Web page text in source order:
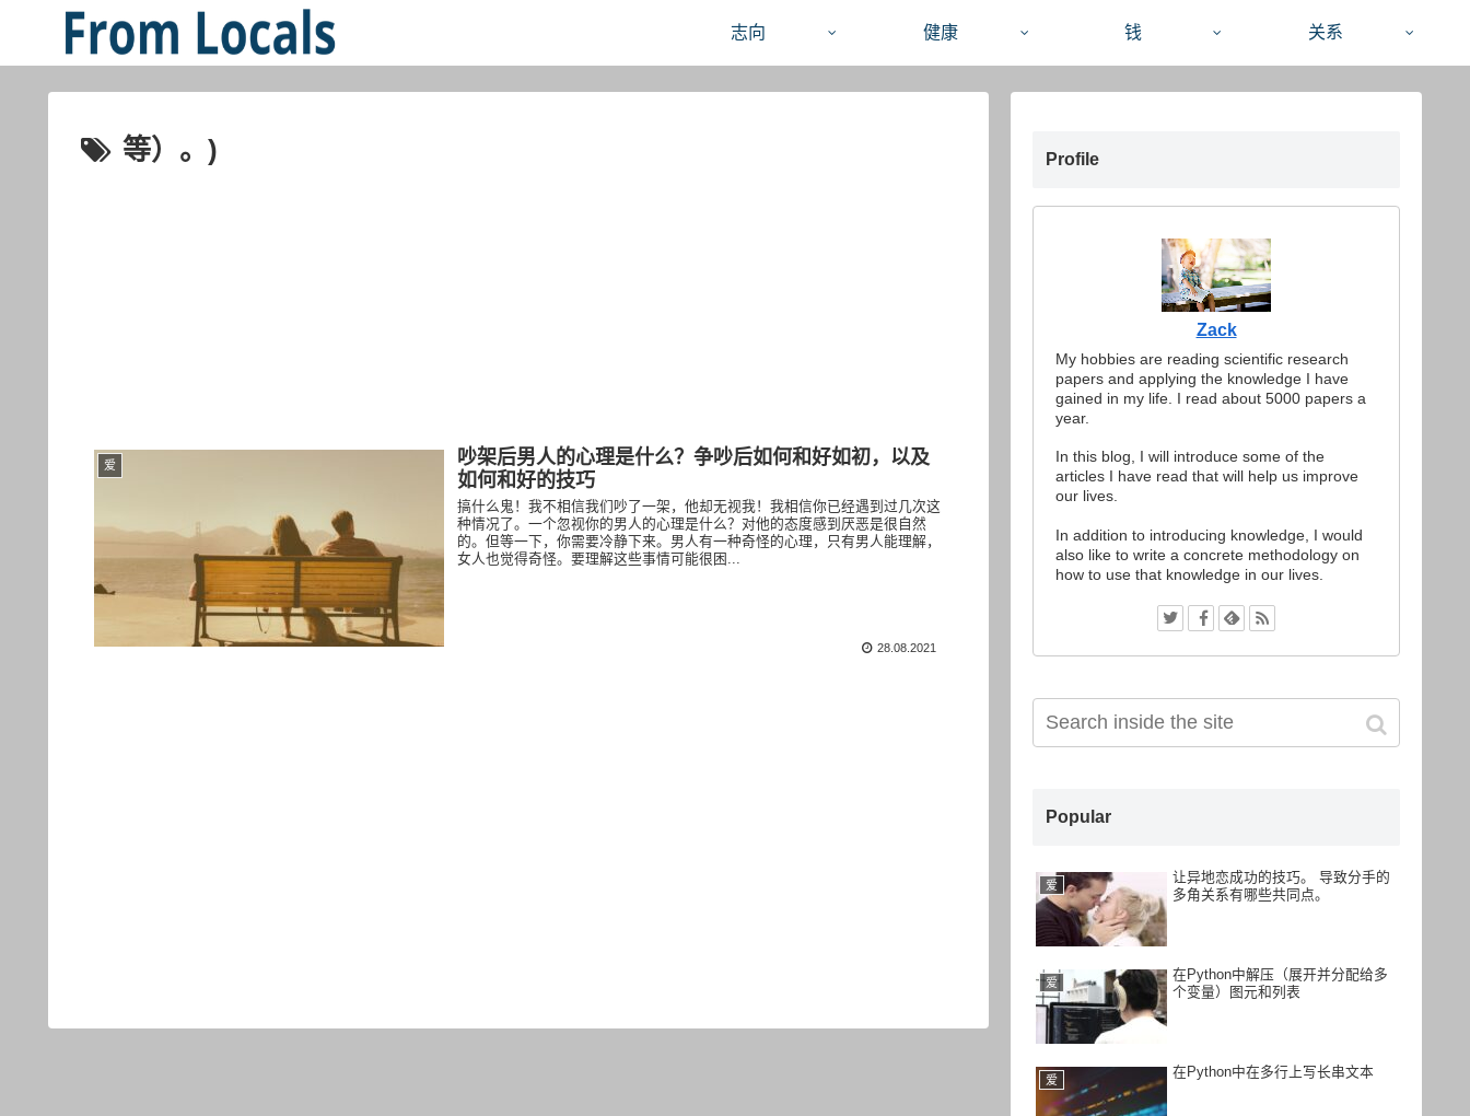
志向 健康 钱 关系
等）。)
爱
吵架后男人的心理是什么？争吵后如何和好如初，以及
如何和好的技巧
搞什么鬼！我不相信我们吵了一架，他却无视我！我相信你已经遇到过几次这
种情况了。一个忽视你的男人的心理是什么？对他的态度感到厌恶是很自然
的。但等一下，你需要冷静下来。男人有一种奇怪的心理，只有男人能理解，
女人也觉得奇怪。要理解这些事情可能很困...
28.08.2021
Profile
Zack
My hobbies are reading scientific research
papers and applying the knowledge I have
gained in my life. I read about 5000 papers a
year.
In this blog, I will introduce some of the
articles I have read that will help us improve
our lives.
In addition to introducing knowledge, I would
also like to write a concrete methodology on
how to use that knowledge in our lives.
Popular
爱
让异地恋成功的技巧。 导致分手的
多角关系有哪些共同点。
爱
在Python中解压（展开并分配给多
个变量）图元和列表
爱
在Python中在多行上写长串文本